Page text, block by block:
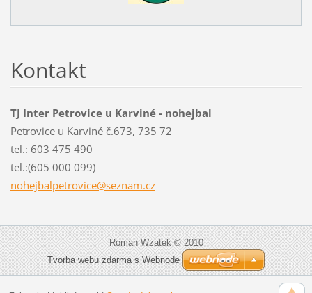
Kontakt
TJ Inter Petrovice u Karviné - nohejbal
Petrovice u Karviné č.673, 735 72
tel.: 603 475 490
tel.:(605 000 099)
nohejbalpetrovice@seznam.cz
Roman Wzatek © 2010
Tvorba webu zdarma s Webnode